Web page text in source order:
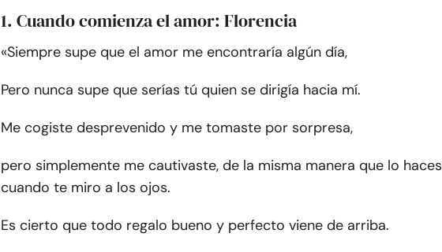
1. Cuando comienza el amor: Florencia
«Siempre supe que el amor me encontraría algún día,
Pero nunca supe que serías tú quien se dirigía hacia mí.
Me cogiste desprevenido y me tomaste por sorpresa,
pero simplemente me cautivaste, de la misma manera que lo haces
cuando te miro a los ojos.
Es cierto que todo regalo bueno y perfecto viene de arriba.